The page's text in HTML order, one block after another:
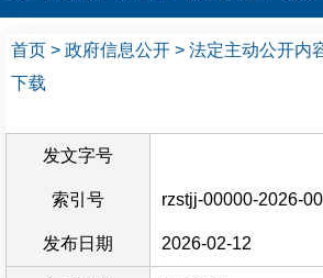
首页 > 政府信息公开 > 法定主动公开内
下载
发文字号
索引号 rzstjj-00000-2026-
发布日期 2026-02-12